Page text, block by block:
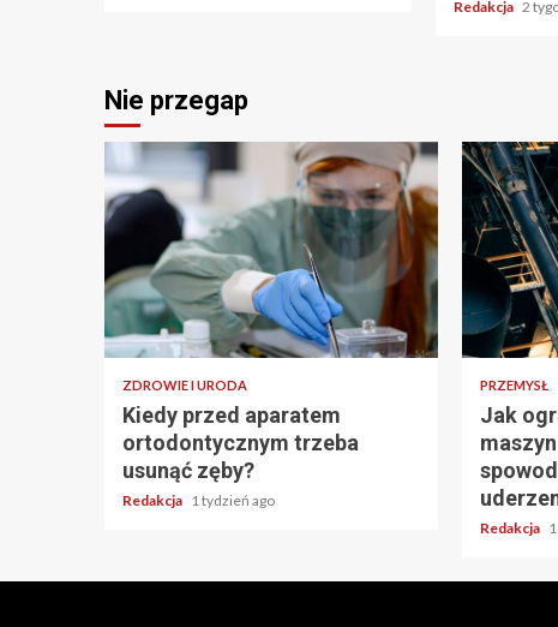
Redakcja 2
Nie przegap
ZDROWIE I URODA
Kiedy przed aparatem
ortodontycznym trzeba
usunąć zęby?
Redakcja 1 tydzień ago
PRZEMYSŁ
Jak
Redakcja